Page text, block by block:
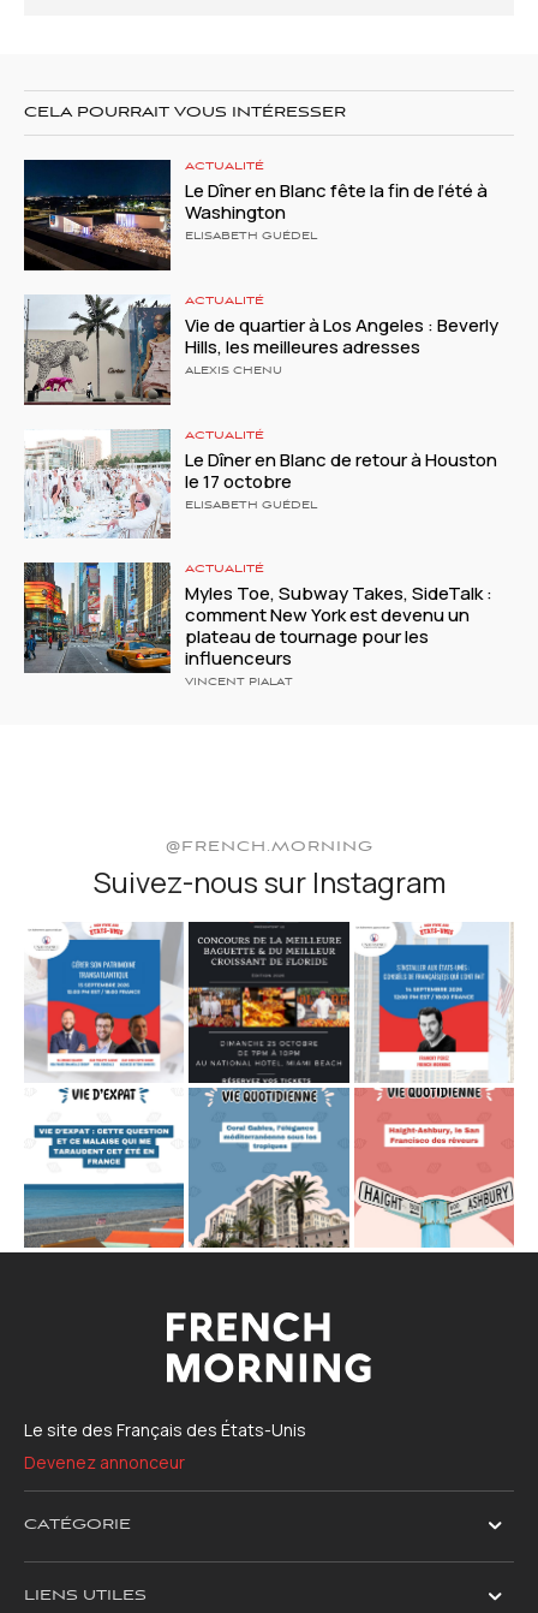
CELA POURRAIT VOUS INTÉRESSER
ACTUALITÉ
Le Dîner en Blanc fête la fin de l’été à
Washington
ELISABETH GUÉDEL
ACTUALITÉ
Vie de quartier à Los Angeles : Beverly
Hills, les meilleures adresses
ALEXIS CHENU
ACTUALITÉ
Le Dîner en Blanc de retour à Houston
le 17 octobre
ELISABETH GUÉDEL
ACTUALITÉ
Myles Toe, Subway Takes, SideTalk :
comment New York est devenu un
plateau de tournage pour les
influenceurs
VINCENT PIALAT
@FRENCH.MORNING
Suivez-nous sur Instagram
Le site des Français des États-Unis
Devenez annonceur
CATÉGORIE
LIENS UTILES